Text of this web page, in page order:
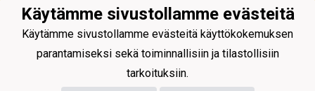
y-tunnus: 1006858-6
Käytämme sivustollamme evästeitä
Käytämme sivustollamme evästeitä käyttökokemuksen
parantamiseksi sekä toiminnallisiin ja tilastollisiin
tarkoituksiin.